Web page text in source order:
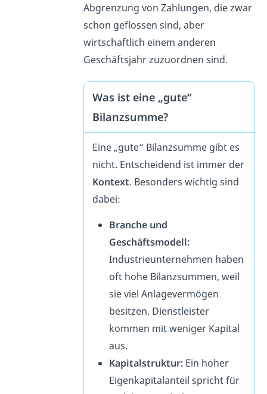
Abgrenzung von Zahlungen, die zwar
schon geflossen sind, aber
wirtschaftlich einem anderen
Geschäftsjahr zuzuordnen sind.
Was ist eine „gute“
Bilanzsumme?
Eine „gute“ Bilanzsumme gibt es
nicht. Entscheidend ist immer der
Kontext. Besonders wichtig sind
dabei:
Branche und
Geschäftsmodell:
Industrieunternehmen haben
oft hohe Bilanzsummen, weil
sie viel Anlagevermögen
besitzen. Dienstleister
kommen mit weniger Kapital
aus.
Kapitalstruktur: Ein hoher
Eigenkapitalanteil spricht für